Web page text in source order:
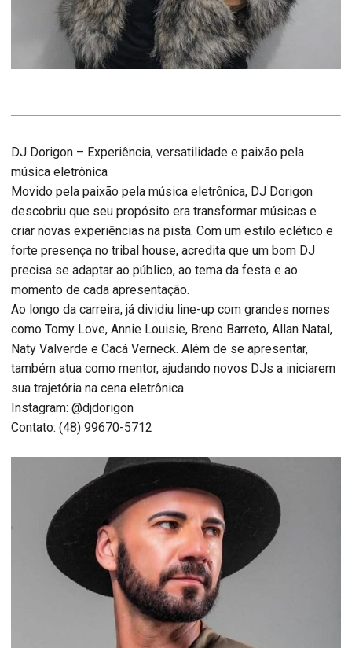
DJ Dorigon – Experiência, versatilidade e paixão pela
música eletrônica
Movido pela paixão pela música eletrônica, DJ Dorigon
descobriu que seu propósito era transformar músicas e
criar novas experiências na pista. Com um estilo eclético e
forte presença no tribal house, acredita que um bom DJ
precisa se adaptar ao público, ao tema da festa e ao
momento de cada apresentação.
Ao longo da carreira, já dividiu line-up com grandes nomes
como Tomy Love, Annie Louisie, Breno Barreto, Allan Natal,
Naty Valverde e Cacá Verneck. Além de se apresentar,
também atua como mentor, ajudando novos DJs a iniciarem
sua trajetória na cena eletrônica.
Instagram: @djdorigon
Contato: (48) 99670-5712